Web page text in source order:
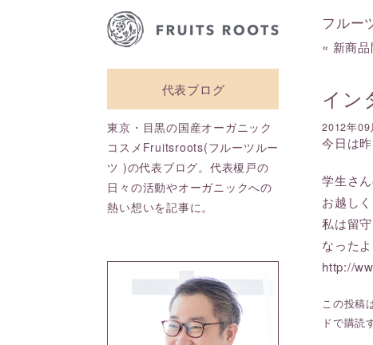
フルー
« 新商品
イン
2012年09
今日は
学生さ
お越し
私は留
なった
http://
この投稿
ドで購読
代表ブログ
東京・目黒の国産オーガニック
コスメFruitsroots(フルーツルー
ツ )の代表ブログ。代表榎戸の
日々の活動やオーガニックへの
熱い想いを記事に。